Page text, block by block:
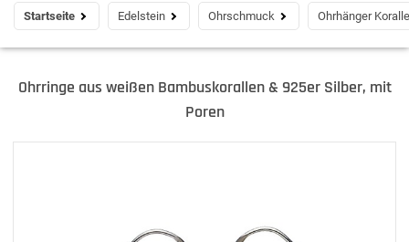
Startseite Edelstein Ohrschmuck Ohrhänger Koralle
Ohrringe aus weißen Bambuskorallen & 925er Silber, mit
Poren